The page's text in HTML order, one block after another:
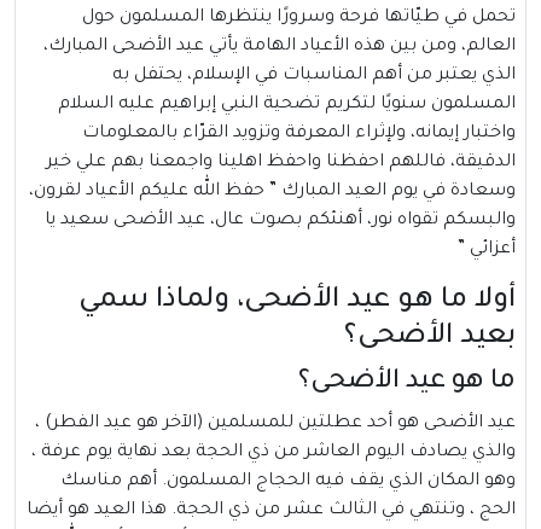
تحمل في طيّاتها فرحة وسرورًا ينتظرها المسلمون حول
العالم، ومن بين هذه الأعياد الهامة يأتي عيد الأضحى المبارك،
الذي يعتبر من أهم المناسبات في الإسلام، يحتفل به
المسلمون سنويًا لتكريم تضحية النبي إبراهيم عليه السلام
واختبار إيمانه، ولإثراء المعرفة وتزويد القرّاء بالمعلومات
الدقيقة، فاللهم احفظنا واحفظ اهلينا واجمعنا بهم علي خير
وسعادة في يوم العيد المبارك ” حفظ الله عليكم الأعياد لقرون،
والبسكم تقواه نور، أهنئكم بصوت عال، عيد الأضحى سعيد يا
أعزائي ”
أولا ما هو عيد الأضحى، ولماذا سمي
بعيد الأضحى؟
ما هو عيد الأضحى؟
عيد الأضحى هو أحد عطلتين للمسلمين (الآخر هو عيد الفطر) ،
والذي يصادف اليوم العاشر من ذي الحجة بعد نهاية يوم عرفة ،
وهو المكان الذي يقف فيه الحجاج المسلمون. أهم مناسك
الحج ، وتنتهي في الثالث عشر من ذي الحجة. هذا العيد هو أيضا